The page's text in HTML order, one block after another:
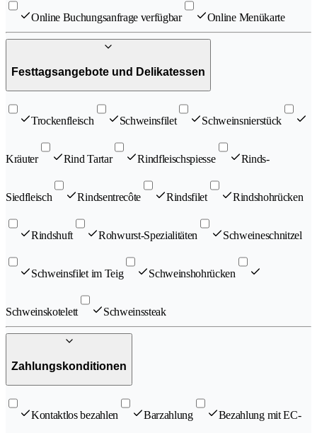
Online Buchungsanfrage verfügbar Online Menükarte
Festtagsangebote und Delikatessen
Trockenfleisch Schweinsfilet Schweinsnierstück
Kräuter Rind Tartar Rindfleischspiesse Rinds-
Siedfleisch Rindsentrecôte Rindsfilet Rindshohrücken
Rindshuft Rohwurst-Spezialitäten Schweineschnitzel
Schweinsfilet im Teig Schweinshohrücken
Schweinskotelett Schweinssteak
Zahlungskonditionen
Kontaktlos bezahlen Barzahlung Bezahlung mit EC-